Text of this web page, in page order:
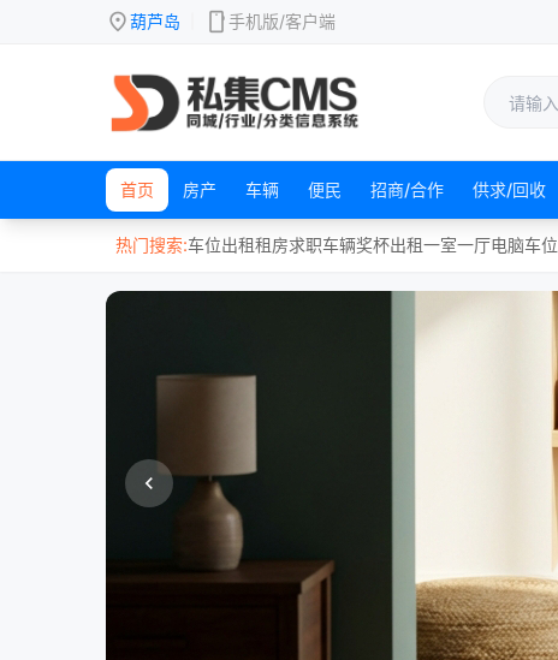
location_on葫芦岛 mobile手机版/客户端
首页 房产 车辆 便民 招商/合作 供求/回收
热门搜索:车位出租租房求职车辆奖杯出租一室一厅电脑车位
chevron_left